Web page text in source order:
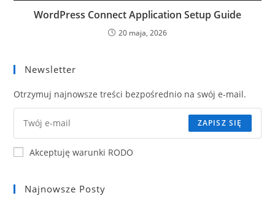
WordPress Connect Application Setup Guide
20 maja, 2026
Newsletter
Otrzymuj najnowsze treści bezpośrednio na swój e-mail.
ZAPISZ SIĘ
Akceptuję warunki RODO
Najnowsze Posty